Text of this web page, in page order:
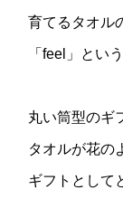
育てるタオル
「feel」とい
丸い筒型のギ
タオルが花の
ギフトとして